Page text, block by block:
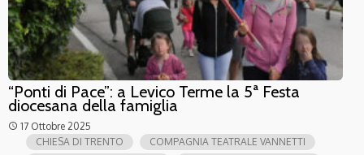
“Ponti di Pace”: a Levico Terme la 5ª Festa
diocesana della famiglia
access_time 17 Ottobre 2025
CHIESA DI TRENTO
COMPAGNIA TEATRALE VANNETTI